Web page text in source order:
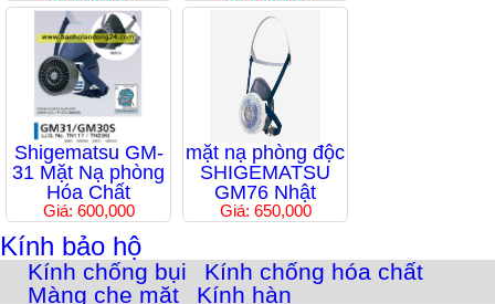
Shigematsu GM-
31 Mặt Nạ phòng
Hóa Chất
Giá: 600,000
mặt nạ phòng độc
SHIGEMATSU
GM76 Nhật
Giá: 650,000
Kính bảo hộ
Kính chống bụi
Kính chống hóa chất
Màng che mặt
Kính hàn